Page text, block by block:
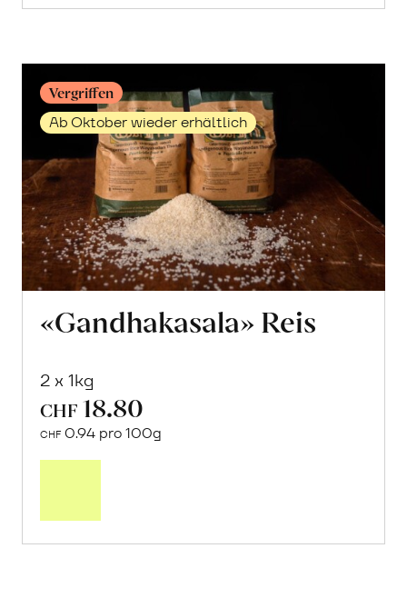
Vergriffen
Ab Oktober wieder erhältlich
«Gandhakasala» Reis
2 x 1kg
CHF 18.80
CHF 0.94 pro 100g
erfahren